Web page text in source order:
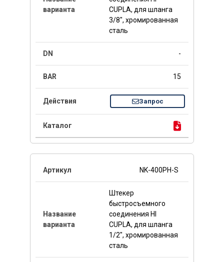
CUPLA, для шланга
3/8", хромированная
сталь
-
15
Запрос
NK-400PH-S
Штекер
быстросъемного
соединения HI
CUPLA, для шланга
1/2", хромированная
сталь